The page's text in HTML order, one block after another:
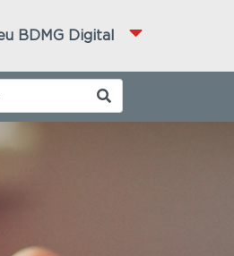
BDMG Digital